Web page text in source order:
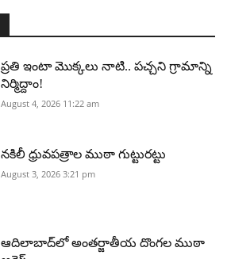
ప్రతి ఇంటా మొక్కలు నాటి.. పచ్చని గ్రామాన్ని
నిర్మిద్దాం!
August 4, 2026 11:22 am
నకిలీ ధ్రువపత్రాల ముఠా గుట్టురట్టు
August 3, 2026 3:21 pm
ఆదిలాబాద్‌లో అంతర్జాతీయ దొంగల ముఠా